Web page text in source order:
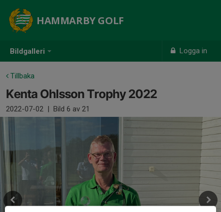
Bildgalleri Logga in
HAMMARBY GOLF
Tillbaka
Kenta Ohlsson Trophy 2022
2022-07-02 | Bild 6 av 21